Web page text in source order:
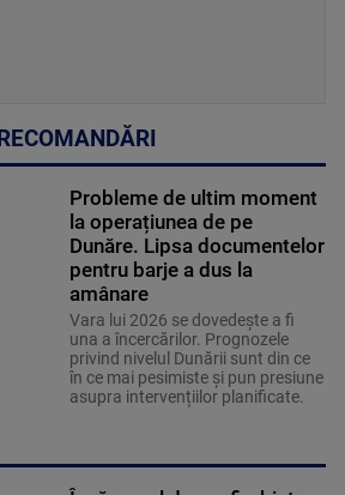
RECOMANDĂRI
Probleme de ultim moment
la operațiunea de pe
Dunăre. Lipsa documentelor
pentru barje a dus la
amânare
Vara lui 2026 se dovedește a fi
una a încercărilor. Prognozele
privind nivelul Dunării sunt din ce
în ce mai pesimiste și pun presiune
asupra intervențiilor planificate.